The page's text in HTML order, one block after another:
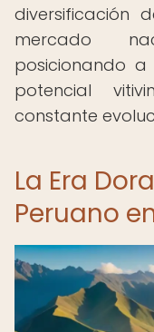
diversificación
mercado
posicionando
potencial
constante
La Era
Peruano